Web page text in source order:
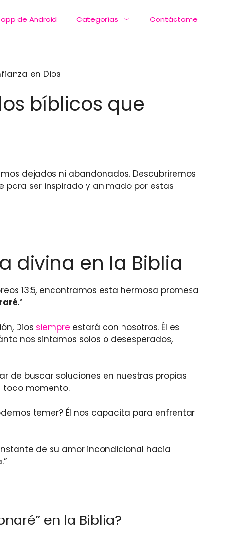
de Android Categorías Contáctame
en Dios
bíblicos que
dejados ni abandonados. Descubriremos
para ser inspirado y animado por estas
divina en la Biblia
13:5, encontramos esta hermosa promesa
Dios siempre estará con nosotros. Él es
nos sintamos solos o desesperados,
de buscar soluciones en nuestras propias
todo momento.
temer? Él nos capacita para enfrentar
de su amor incondicional hacia
en la Biblia?